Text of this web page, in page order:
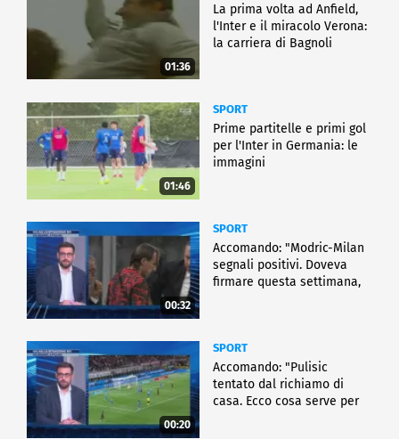
01:36
La prima volta ad Anfield,
l'Inter e il miracolo Verona:
la carriera di Bagnoli
01:46
SPORT
Prime partitelle e primi gol
per l'Inter in Germania: le
immagini
00:32
SPORT
Accomando: "Modric-Milan
segnali positivi. Doveva
firmare questa settimana,
00:20
SPORT
Accomando: "Pulisic
tentato dal richiamo di
casa. Ecco cosa serve per